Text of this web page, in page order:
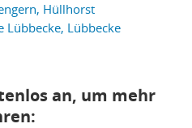
Hüllhorst
Lübbecke, Lübbecke
an, um mehr